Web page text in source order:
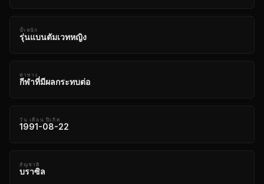
น้ำหนัก
รุ่นแบนตัมเวทหญิง
ท่าทาง
กีฬาที่มีผลกระทบต่อ
วัน เดือน ปีเกิด
1991-08-22
สัญชาติ
บราซิล